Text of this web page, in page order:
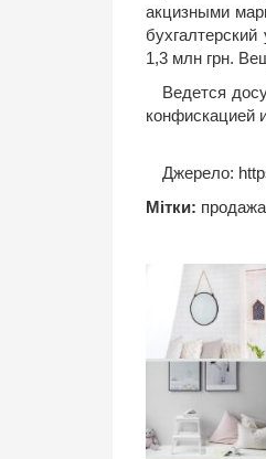
акцизными
1,3 млн грн.
Ведется
конфискацией
Джерело:
Мітки: продажа